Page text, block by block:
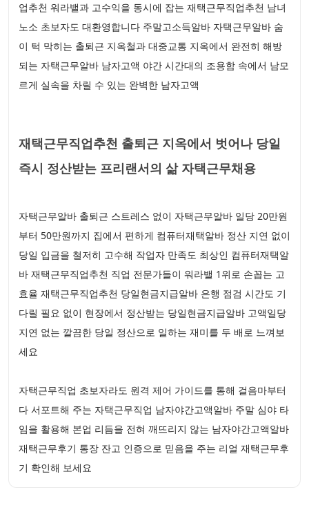
업추천 워라밸과 고수익을 동시에 잡는 재택근무직업추천 남녀
노소 초보자도 대환영합니다 주말고소득알바 자택근무알바 숨
이 턱 막히는 출퇴근 지옥철과 대중교통 지옥에서 완전히 해방
되는 자택근무알바 남자고액 야간 시간대의 조용함 속에서 남모
르게 실속을 차릴 수 있는 완벽한 남자고액
재택근무직업추천 출퇴근 지옥에서 벗어나 당일
즉시 정산받는 프리랜서의 삶 자택근무채용
자택근무알바 출퇴근 스트레스 없이 자택근무알바 일당 20만원
부터 50만원까지 집에서 편하게 컴퓨터재택알바 정산 지연 없이
당일 입금을 철저히 고수해 작업자 만족도 최상인 컴퓨터재택알
바 재택근무직업추천 직업 전문가들이 워라밸 1위로 손꼽는 고
효율 재택근무직업추천 당일현금지급알바 은행 점검 시간도 기
다릴 필요 없이 현장에서 정산받는 당일현금지급알바 고액일당
지연 없는 깔끔한 당일 정산으로 일하는 재미를 두 배로 느껴보
세요
자택근무직업 초보자라도 원격 제어 가이드를 통해 걸음마부터
다 서포트해 주는 자택근무직업 남자야간고액알바 주말 심야 타
임을 활용해 본업 리듬을 전혀 깨뜨리지 않는 남자야간고액알바
재택근무후기 통장 잔고 인증으로 믿음을 주는 리얼 재택근무후
기 확인해 보세요